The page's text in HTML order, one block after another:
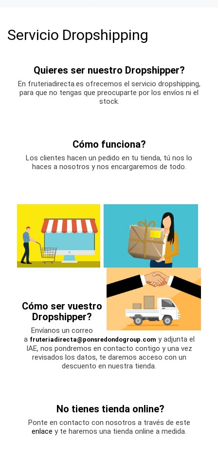
Servicio Dropshipping
Quieres ser nuestro Dropshipper?
En fruteriadirecta.es ofrecemos el servicio dropshipping,
para que no tengas que preocuparte por los envíos ni el
stock.
Cómo funciona?
Los clientes hacen un pedido en tu tienda, tú nos lo
haces a nosotros y nos encargaremos de todo.
Cómo ser vuestro
Dropshipper?
Envíanos un correo
a fruteriadirecta@ponsredondogroup.com y adjunta el
IAE, nos pondremos en contacto contigo y una vez
revisados los datos, te daremos acceso con un
descuento en nuestra tienda.
No tienes tienda online?
Ponte en contacto con nosotros a través de este
enlace y te haremos una tienda online a medida.